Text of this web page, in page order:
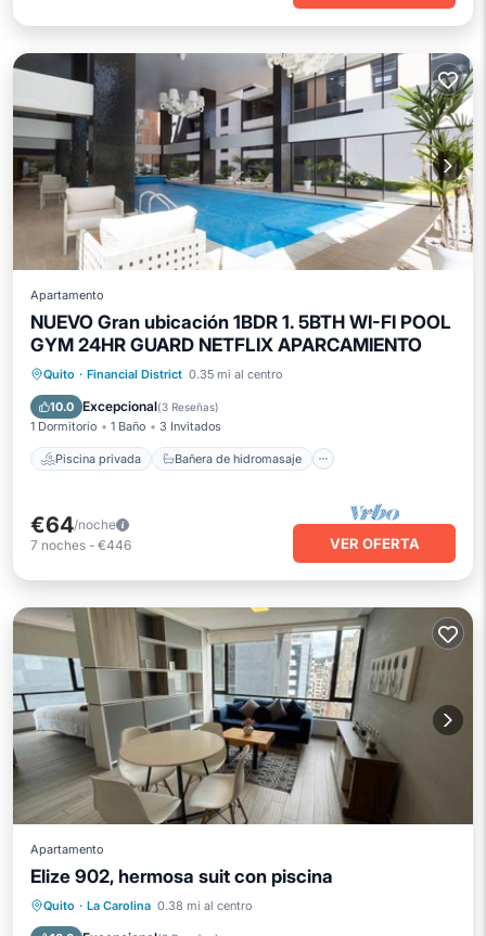
Apartamento
NUEVO Gran ubicación 1BDR 1. 5BTH WI-FI POOL
GYM 24HR GUARD NETFLIX APARCAMIENTO
Quito · Financial District 0.35 mi al centro
10.0 Excepcional(3 Reseñas)
1 Dormitorio 1 Baño 3 Invitados
Piscina privada Bañera de hidromasaje
Piscina privada
Bañera de hidromasaje
Aparcamiento
€64/noche
7 noches - €446 VER OFERTA
Apartamento
Elize 902, hermosa suit con piscina
Quito · La Carolina 0.38 mi al centro
Frente al mar
Bañera de hidromasaje
Aparcamiento